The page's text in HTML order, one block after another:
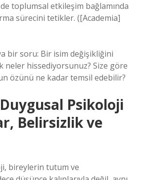
toplumsal etkileşim bağlamında
sürecini tetikler. ([Academia]
bir soru: Bir isim değişikliğini
neler hissediyorsunuz? Size göre
özünü ne kadar temsil edebilir?
Psikoloji
Belirsizlik ve
bireylerin tutum ve